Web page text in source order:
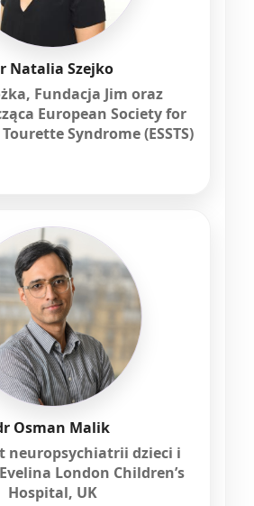
Natalia Szejko
Fundacja Jim oraz
European Society for
Syndrome (ESSTS)
Osman Malik
neuropsychiatrii dzieci i
London Children’s
Hospital, UK